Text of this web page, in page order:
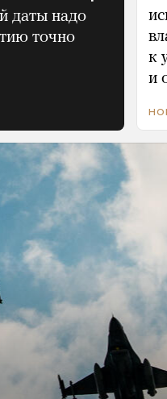
даты надо
точно
к
и